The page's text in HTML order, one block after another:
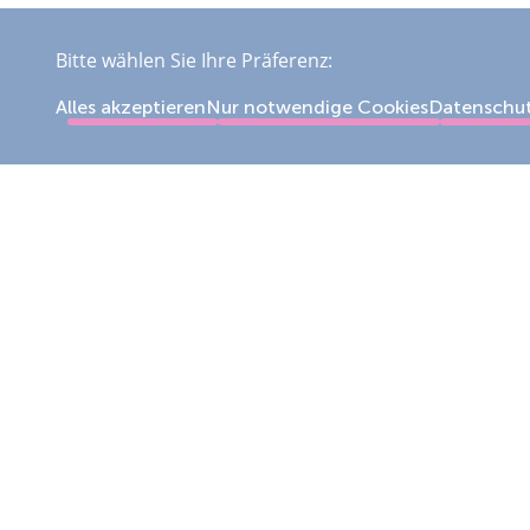
Bitte wählen Sie Ihre Präferenz:
Alles akzeptierenNur notwendige Cookies